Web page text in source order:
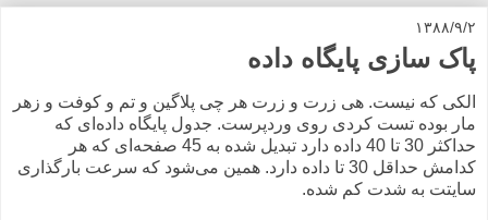
۱۳۸۸/۹/۲
پاک سازی پایگاه داده
الکی که نیست. هی زرت و زرت هر چی پلاگین و تم و کوفت و زهر
مار بوده تست کردی روی وردپرست. جدول پایگاه داده‌ای که
حداکثر 30 تا 40 داده دارد تبدیل شده به 45 صفحه‌ای که هر
کدامش حداقل 30 تا داده دارد. همین می‌شود که سرعت بارگذاری
سایتت به شدت کم شده.